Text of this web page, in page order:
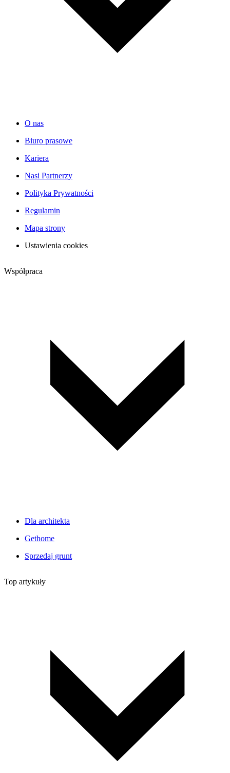
O nas
Biuro prasowe
Kariera
Nasi Partnerzy
Polityka Prywatności
Regulamin
Mapa strony
Ustawienia cookies
Współpraca
Dla architekta
Gethome
Sprzedaj grunt
Top artykuły